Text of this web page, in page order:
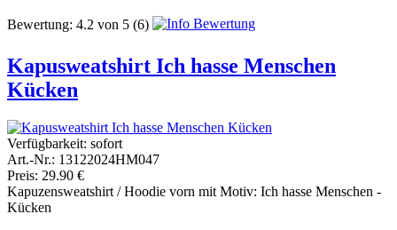
Bewertung: 4.2 von 5 (6)
Kapusweatshirt Ich hasse Menschen
Kücken
Verfügbarkeit: sofort
Art.-Nr.: 13122024HM047
Preis: 29.90 €
Kapuzensweatshirt / Hoodie vorn mit Motiv: Ich hasse Menschen -
Kücken